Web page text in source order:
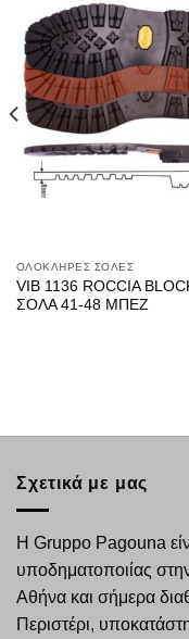
ΟΛΟΚΛΗΡΕΣ ΣΟΛΕΣ
VIB 1136 ROCCIA
ΣΟΛΑ 41-48 ΜΠΕΖ
Σχετικά με μας
Η Gruppo Pagouna
υποδηματοποιίας
Αθήνα και σήμερα
Περιστέρι,